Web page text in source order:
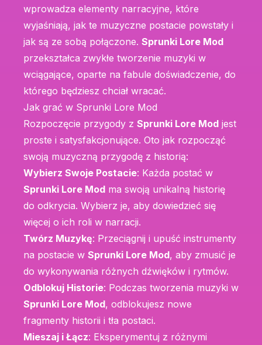
wprowadza elementy narracyjne, które
wyjaśniają, jak te muzyczne postacie powstały i
jak są ze sobą połączone. Sprunki Lore Mod
przekształca zwykłe tworzenie muzyki w
wciągające, oparte na fabule doświadczenie, do
którego będziesz chciał wracać.
Jak grać w Sprunki Lore Mod
Rozpoczęcie przygody z Sprunki Lore Mod jest
proste i satysfakcjonujące. Oto jak rozpocząć
swoją muzyczną przygodę z historią:
Wybierz Swoje Postacie: Każda postać w
Sprunki Lore Mod ma swoją unikalną historię
do odkrycia. Wybierz je, aby dowiedzieć się
więcej o ich roli w narracji.
Twórz Muzykę: Przeciągnij i upuść instrumenty
na postacie w Sprunki Lore Mod, aby zmusić je
do wykonywania różnych dźwięków i rytmów.
Odblokuj Historie: Podczas tworzenia muzyki w
Sprunki Lore Mod, odblokujesz nowe
fragmenty historii i tła postaci.
Mieszaj i Łącz: Eksperymentuj z różnymi